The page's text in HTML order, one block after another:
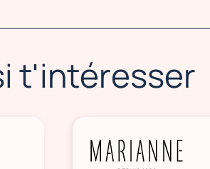
t'intéresser